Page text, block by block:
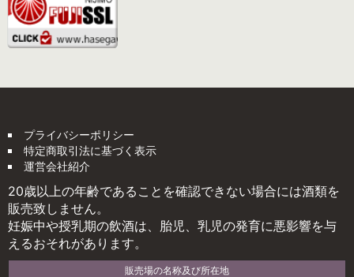
プライバシーポリシー
特定商取引法に基づく表示
運営会社紹介
20歳以上の年齢であることを確認できない場合には酒類を
販売致しません。
妊娠中や授乳期の飲酒は、胎児、乳児の発育に悪影響を与
えるおそれがあります。
販売場の名称及び所在地